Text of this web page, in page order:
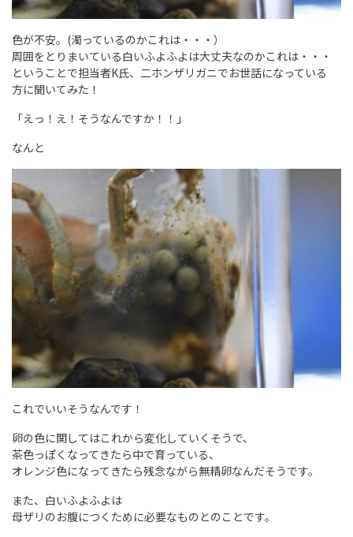
色が不安。(濁っているのかこれは・・・）
周囲をとりまいている白いふよふよは大丈夫なのかこれは・・・
ということで担当者K氏、二ホンザリガニでお世話になっている
方に聞いてみた！
「えっ！え！そうなんですか！！」
なんと
これでいいそうなんです！
卵の色に関してはこれから変化していくそうで、
茶色っぽくなってきたら中で育っている、
オレンジ色になってきたら残念ながら無精卵なんだそうです。
また、白いふよふよは
母ザリのお腹につくために必要なものとのことです。